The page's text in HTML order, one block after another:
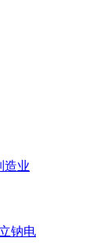
造业
钠电